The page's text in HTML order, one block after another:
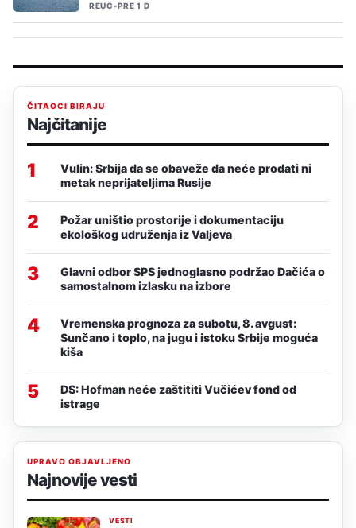
REUC•PRE 1 D
ČITAOCI BIRAJU
Najčitanije
1
Vulin: Srbija da se obaveže da neće prodati ni
metak neprijateljima Rusije
2
Požar uništio prostorije i dokumentaciju
ekološkog udruženja iz Valjeva
3
Glavni odbor SPS jednoglasno podržao Dačića o
samostalnom izlasku na izbore
4
Vremenska prognoza za subotu, 8. avgust:
Sunčano i toplo, na jugu i istoku Srbije moguća
kiša
5
DS: Hofman neće zaštititi Vučićev fond od
istrage
UPRAVO OBJAVLJENO
Najnovije vesti
VESTI